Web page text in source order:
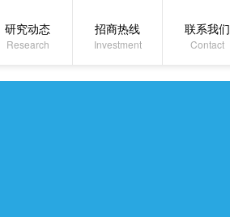
研究动态
Research
招商热线
Investment
联系我们
Contact